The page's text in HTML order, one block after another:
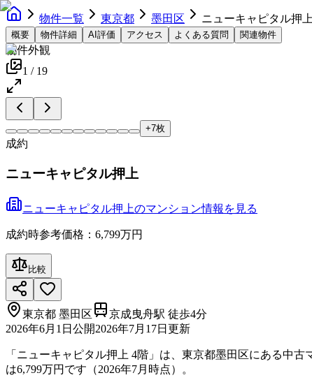
物件一覧 東京都 墨田区 ニューキャピタル押上
概要 物件詳細 AI評価 アクセス よくある質問 関連物件
物件外観
1 / 19
+7枚
成約
ニューキャピタル押上
ニューキャピタル押上のマンション情報を見る
成約時参考価格：6,799万円
比較
東京都 墨田区
京成曳舟駅 徒歩4分
2026年6月1日 公開2026年7月17日 更新
「ニューキャピタル押上 4階」は、東京都墨田区にある中
は6,799万円です（2026年7月時点）。